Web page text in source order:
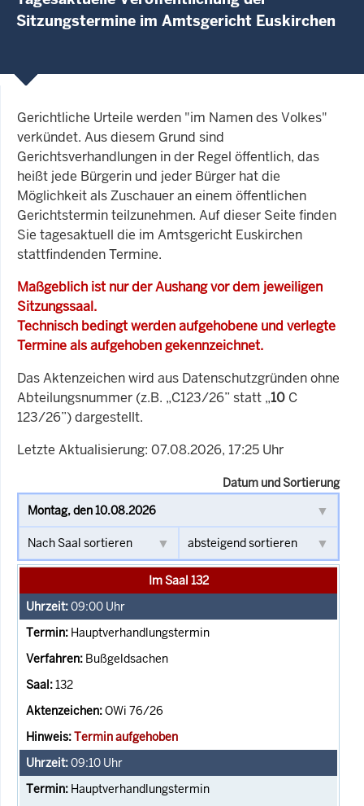
Sitzungstermine im Amtsgericht Euskirchen
Gerichtliche Urteile werden "im Namen des Volkes"
verkündet. Aus diesem Grund sind
Gerichtsverhandlungen in der Regel öffentlich, das
heißt jede Bürgerin und jeder Bürger hat die
Möglichkeit als Zuschauer an einem öffentlichen
Gerichtstermin teilzunehmen. Auf dieser Seite finden
Sie tagesaktuell die im Amtsgericht Euskirchen
stattfindenden Termine.
Maßgeblich ist nur der Aushang vor dem jeweiligen
Sitzungssaal.
Technisch bedingt werden aufgehobene und verlegte
Termine als aufgehoben gekennzeichnet.
Das Aktenzeichen wird aus Datenschutzgründen ohne
Abteilungsnummer (z.B. „C123/26” statt „10 C
123/26”) dargestellt.
Letzte Aktualisierung: 07.08.2026, 17:25 Uhr
Datum und Sortierung
Im Saal 132
09:00 Uhr
Hauptverhandlungstermin
Bußgeldsachen
132
OWi 76/26
Termin aufgehoben
09:10 Uhr
Hauptverhandlungstermin